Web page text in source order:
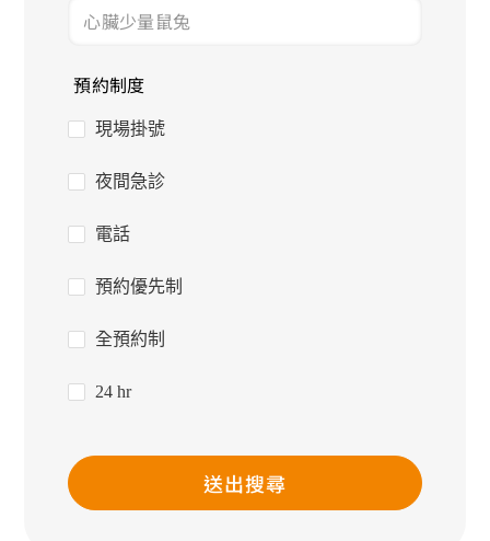
預約制度
現場掛號
夜間急診
電話
預約優先制
全預約制
24 hr
送出搜尋